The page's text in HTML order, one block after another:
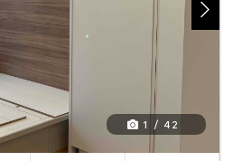
1 / 42